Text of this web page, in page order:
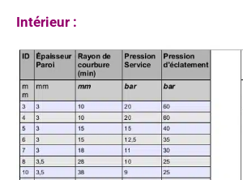
Intérieur :